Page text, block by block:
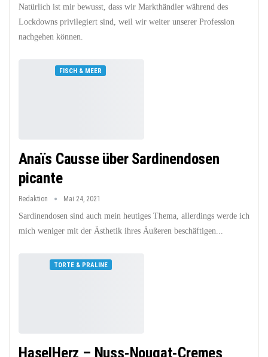
Natürlich ist mir bewusst, dass wir Markthändler während des
Lockdowns privilegiert sind, weil wir weiter unserer Profession
nachgehen können.
FISCH & MEER
Anaïs Causse über Sardinendosen
picante
Redaktion Mai 24, 2021
Sardinendosen sind auch mein heutiges Thema, allerdings werde ich
mich weniger mit der Ästhetik ihres Äußeren beschäftigen...
TORTE & PRALINE
HaselHerz – Nuss-Nougat-Cremes